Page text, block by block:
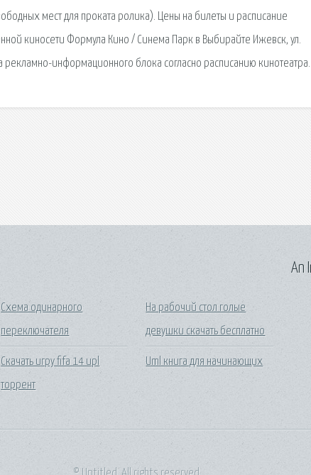
мест для проката ролика). Цены на билеты и расписание
киносети Формула Кино / Синема Парк в Выбирайте Ижевск, ул.
рекламно-информационного блока согласно расписанию кинотеатра.
Схема одинарного
переключателя
Скачать игру fifa 14 upl
торрент
На рабочий стол голые
девушки скачать бесплатно
Uml книга для начинающих
An